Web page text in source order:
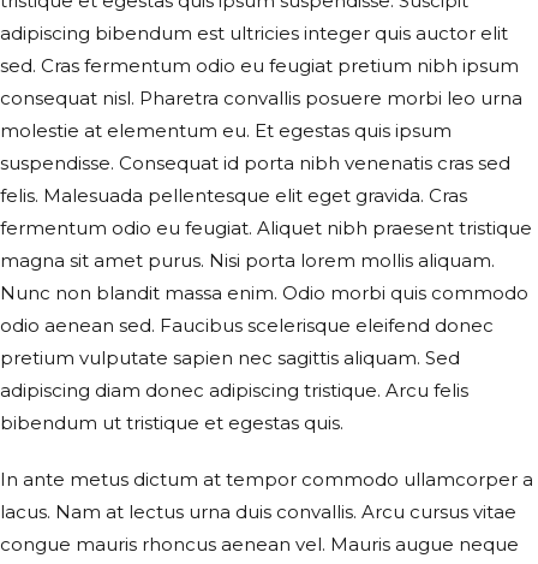
adipiscing bibendum est ultricies integer quis auctor elit
sed. Cras fermentum odio eu feugiat pretium nibh ipsum
consequat nisl. Pharetra convallis posuere morbi leo urna
molestie at elementum eu. Et egestas quis ipsum
suspendisse. Consequat id porta nibh venenatis cras sed
felis. Malesuada pellentesque elit eget gravida. Cras
fermentum odio eu feugiat. Aliquet nibh praesent tristique
magna sit amet purus. Nisi porta lorem mollis aliquam.
Nunc non blandit massa enim. Odio morbi quis commodo
odio aenean sed. Faucibus scelerisque eleifend donec
pretium vulputate sapien nec sagittis aliquam. Sed
adipiscing diam donec adipiscing tristique. Arcu felis
bibendum ut tristique et egestas quis.
In ante metus dictum at tempor commodo ullamcorper a
lacus. Nam at lectus urna duis convallis. Arcu cursus vitae
congue mauris rhoncus aenean vel. Mauris augue neque